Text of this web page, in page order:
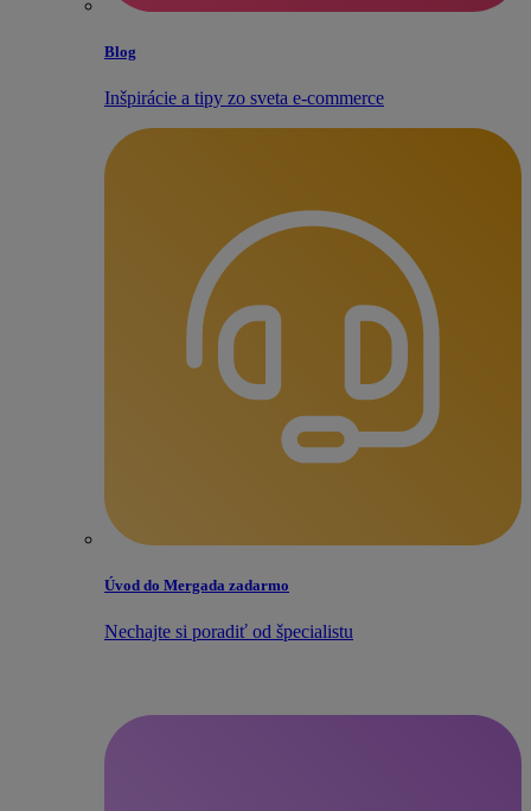
Blog
Inšpirácie a tipy zo sveta e‑commerce
Úvod do Mergada zadarmo
Nechajte si poradiť od špecialistu